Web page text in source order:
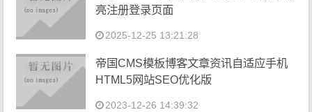
亮注册登录页面
2025-12-25 13:21:28
帝国CMS模板博客文章资讯自适应手机
HTML5网站SEO优化版
2023-12-26 14:39:32